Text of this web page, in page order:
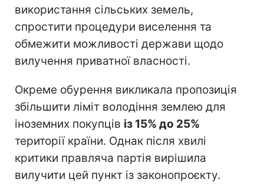
використання сільських земель,
спростити процедури виселення та
обмежити можливості держави щодо
вилучення приватної власності.
Окреме обурення викликала пропозиція
збільшити ліміт володіння землею для
іноземних покупців із 15% до 25%
території країни. Однак після хвилі
критики правляча партія вирішила
вилучити цей пункт із законопроєкту.